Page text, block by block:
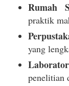
Rumah
praktik
yang
penelitian